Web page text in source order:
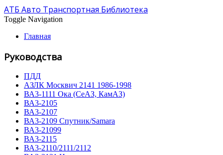
АТБ Авто Транспортная Библиотека
Toggle Navigation
Главная
Руководства
ПДД
АЗЛК Москвич 2141 1986-1998
ВА3-1111 Ока (СеАЗ, КамАЗ)
ВА3-2105
ВА3-2107
ВА3-2109 Спутник/Samara
ВА3-21099
ВА3-2115
ВА3-2110/2111/2112